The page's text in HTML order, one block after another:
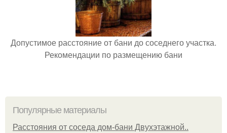
Допустимое расстояние от бани до соседнего участка.
Рекомендации по размещению бани
Популярные материалы
Расстояния от соседа дом-бани Двухэтажной..